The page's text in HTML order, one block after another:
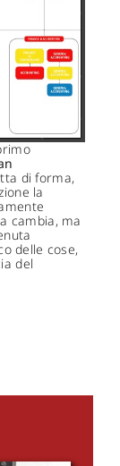
di forma,
la
cambia, ma
delle cose,
del